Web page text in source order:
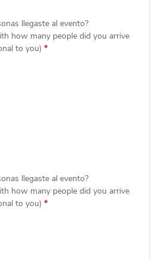
llegaste al evento?
how many people did you arrive
to you) *
llegaste al evento?
how many people did you arrive
to you) *